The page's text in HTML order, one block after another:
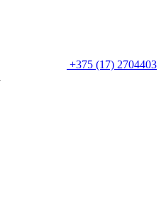
+375 (17) 2704403